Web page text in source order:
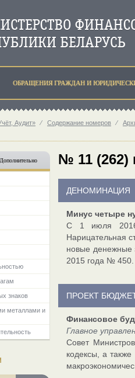
ОБРАЩЕНИЯ ГРАЖДАН И
Аудит» ⁄ Содержание номеров ⁄
Дополнительно
знаков
металлами и
№ 11 (262)
ДЕНОМИНАЦИЯ
Минус четыре
С 1 июля 2016
Нарицательная
новые денежные
2015 года № 450.
ПРОЕКТ
Финансовое
Главное
Совет
кодексы, а